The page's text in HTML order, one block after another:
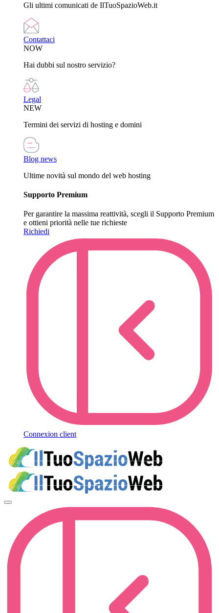
Gli ultimi comunicati de IlTuoSpazioWeb.it
Contattaci
NOW
Hai dubbi sul nostro servizio?
Legal
NEW
Termini dei servizi di hosting e domini
Blog news
Ultime novità sul mondo del web hosting
Supporto Premium
Per garantire la massima reattività, scegli il Supporto Premium
e ottieni priorità nelle tue richieste
Richiedi
Connexion client